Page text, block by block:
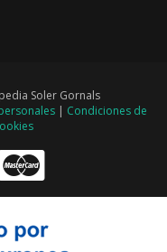
Soler Gornals
| Condiciones de